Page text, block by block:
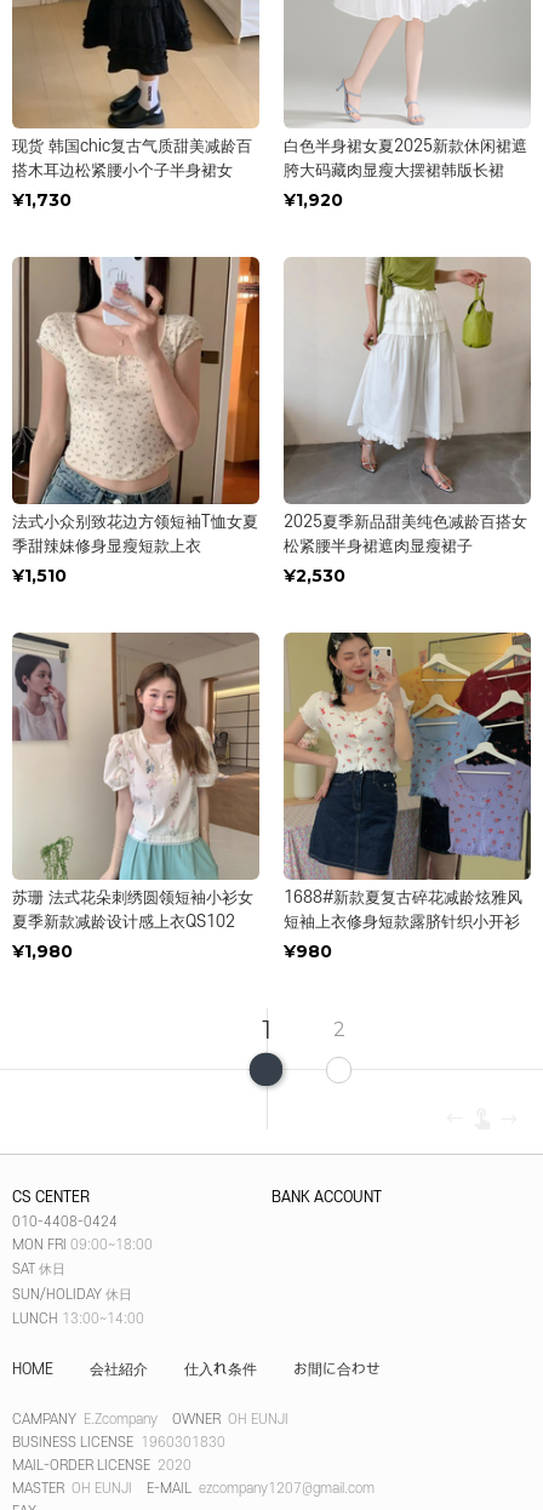
现货 韩国chic复古气质甜美减龄百
搭木耳边松紧腰小个子半身裙女
¥1,730
白色半身裙女夏2025新款休闲裙遮
胯大码藏肉显瘦大摆裙韩版长裙
¥1,920
法式小众别致花边方领短袖T恤女夏
季甜辣妹修身显瘦短款上衣
¥1,510
2025夏季新品甜美纯色减龄百搭女
松紧腰半身裙遮肉显瘦裙子
¥2,530
苏珊 法式花朵刺绣圆领短袖小衫女
夏季新款减龄设计感上衣QS102
¥1,980
1688#新款夏复古碎花减龄炫雅风
短袖上衣修身短款露脐针织小开衫
¥980
1 2
CS CENTER
010-4408-0424
MON FRI 09:00~18:00
SAT 休日
SUN/HOLIDAY 休日
LUNCH 13:00~14:00
BANK ACCOUNT
HOME 会社紹介 仕入れ条件 お間に合わせ
CAMPANY E.Zcompany OWNER OH EUNJI
BUSINESS LICENSE 1960301830
MAIL-ORDER LICENSE 2020
MASTER OH EUNJI E-MAIL ezcompany1207@gmail.com